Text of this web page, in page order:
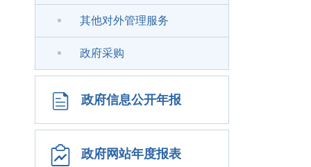
其他对外管理服务
政府采购
政府信息公开年报
政府网站年度报表